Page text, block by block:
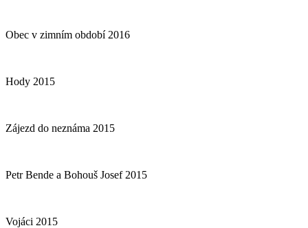
Obec v zimním období 2016
Hody 2015
Zájezd do neznáma 2015
Petr Bende a Bohouš Josef 2015
Vojáci 2015